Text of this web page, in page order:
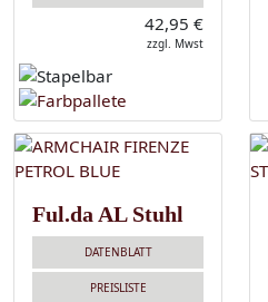
42,95 €
zzgl. Mwst
Ful.da AL Stuhl
DATENBLATT
PREISLISTE